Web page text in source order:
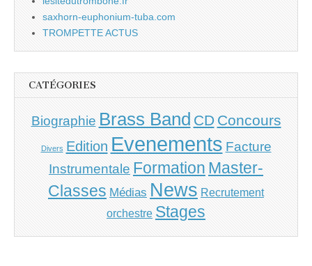
saxhorn-euphonium-tuba.com
TROMPETTE ACTUS
CATÉGORIES
Biographie Brass Band CD Concours
Divers Edition Evenements Facture
Instrumentale Formation Master-
Classes Médias News Recrutement
orchestre Stages